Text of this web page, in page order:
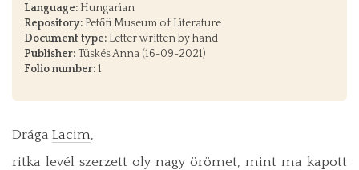
Language: Hungarian
Repository: Petőfi Museum of Literature
Document type: Letter written by hand
Publisher: Tüskés Anna (16-09-2021)
Folio number:1
Drága Lacim,
ritka levél szerzett oly nagy örömet, mint ma kapott